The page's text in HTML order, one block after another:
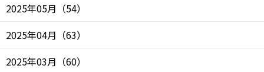
2025年05月 （54）
2025年04月 （63）
2025年03月 （60）